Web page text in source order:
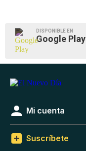
DISPONIBLE EN
Google Play
Mi cuenta
Suscríbete